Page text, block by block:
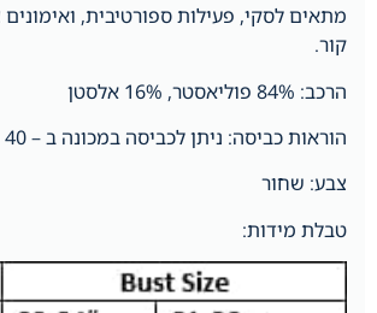
מתאים לסקי, פעילות ספורטיבית,
קור.
הרכב: 84% פוליאסטר, 16% אלסטן
הוראות כביסה: ניתן לכביסה במכונה ב – 40 מעלות
צבע: שחור
טבלת מידות: